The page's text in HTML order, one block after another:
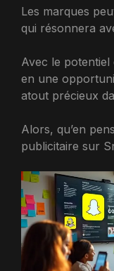
Les marques
qui résonnera
Avec le
en une
atout précieux
Alors, qu’en
publicitaire sur